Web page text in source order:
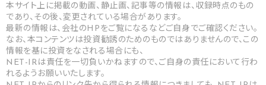
本サイト上に掲載の動画、静止画、記事等の情報は、収録時点のもの
であり、その後、変更されている場合があります。
最新の情報は、会社のHPをご覧になるなどご自身でご確認ください。
なお、本コンテンツは投資勧誘のためのものではありませんので、この
情報を基に投資をなされる場合にも、
NET-IRは責任を一切負いかねますので、ご自身の責任において行わ
れるようお願いいたします。